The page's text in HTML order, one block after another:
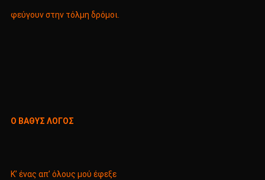
φεύγουν στην τόλμη δρόμοι.
Ο ΒΑΘΥΣ ΛΟΓΟΣ
K’ ένας απ’ όλους μού έφεξε